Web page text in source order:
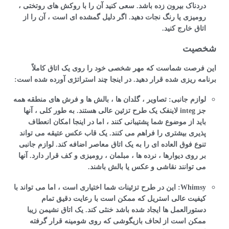
دردناک بیرون زده باشد. سعی کنید آن را با روکش های روتختی ،
رومیزی یا رنگ نجات دهید. اگر دلیل گمشده ای است ، آن را از
اتاق خارج کنید.
شخصیت
این فرصت شماست که مهر شخصی خود را روی یک اتاق کاملاً
برنامه ریزی شده قرار دهید. در اینجا چند استراتژی آورده شده است:
لوازم جانبی: تصاویر ، گلدان ها ، بالش ها و فرش های منطقه همه
جز integ لاینفک یک طرح تزئین عالی هستند. به طور کلی ، آنها
باید از موضوع شما پشتیبانی کنند ، اما در اینجا امکان انعطاف
پذیری بیشتری را فراهم می کنند. یک قاب عکس عتیقه می تواند
تنوع فوق العاده ای را به یک اتاق معاصر اضافه کند. لوازم جانبی
بر روی دیوارها ، نرده ها ، مبلمان ، رومیزی و کف قرار دارد. آنها
می توانند نقاشی و عکس یا بالش باشند.
Whimsy: این در طرح تزئینات شما اختیاری است ، اما می تواند با
کیفیت عالی استریل که ممکن است با رعایت دقیق تمام
دستورالعمل ها ایجاد شده باشد خنثی کند. یک اتاق نشیمن زیبا
ممکن است از لحاف بازیگوشی که روی شومینه قرار گرفته